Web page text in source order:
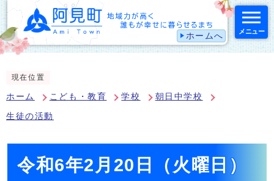
ホームへ メニュー
現在位置
ホーム こども・教育 学校 朝日中学校
生徒の活動
令和6年2月20日（火曜日）